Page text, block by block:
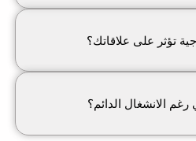
تؤثر على علاقاتك؟
رغم الانشغال الدائم؟